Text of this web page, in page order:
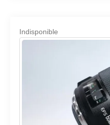
Indisponible